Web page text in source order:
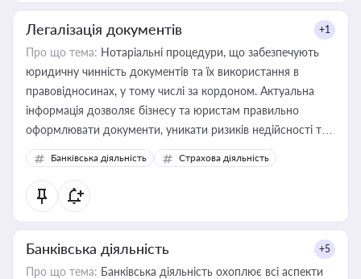
Легалізація документів +1
Про що тема: Нотаріальні процедури, що забезпечують
юридичну чинність документів та їх використання в
правовідносинах, у тому числі за кордоном. Актуальна
інформація дозволяє бізнесу та юристам правильно
оформлювати документи, уникати ризиків недійсності та
забезпечувати їх належне прийняття органами влади та
контрагентами
Банківська діяльність Страхова діяльність
Банківська діяльність +5
Про що тема: Банківська діяльність охоплює всі аспекти